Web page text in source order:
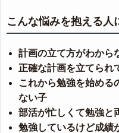
こんな悩みを抱える人
計画の立て方がわから
正確な計画を立てられ
これから勉強を始める
ない子
部活が忙しくて勉強と
勉強しているけど成績